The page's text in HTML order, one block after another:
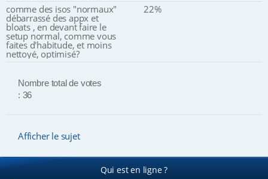
comme des isos "normaux"
débarrassé des appx et
bloats , en devant faire le
setup normal, comme vous
faites d'habitude, et moins
nettoyé, optimisé?
22%
Nombre total de votes
: 36
Afficher le sujet
Qui est en ligne ?